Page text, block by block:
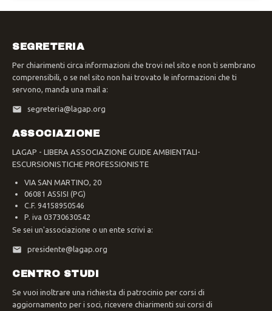
SEGRETERIA
Per chiarimenti circa informazioni che trovi nel sito e non ti sembrano
comprensibili, o se nel sito non hai trovato le informazioni che ti
servono, manda una mail a:
segreteria@lagap.org
ASSOCIAZIONE
LAGAP - LIBERA ASSOCIAZIONE GUIDE AMBIENTALI-
ESCURSIONISTICHE PROFESSIONISTE
VIA SAN MARTINO, 20
06081 ASSISI (PG)
C.F. 94158950546
P. iva 03730630542
Se sei un'associazione o un ente scrivi a:
presidente@lagap.org
CENTRO STUDI
Se vuoi inoltrare una richiesta di patrocinio per corsi di
aggiornamento per i soci, ricevere chiarimenti sui corsi di